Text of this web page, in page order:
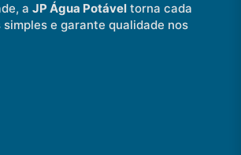
aJP Água Potável torna cada
simples e garante qualidade nos